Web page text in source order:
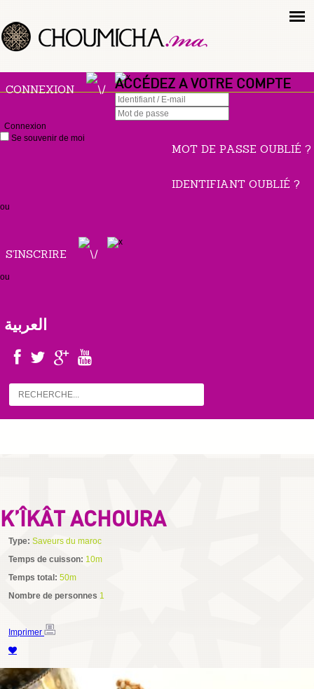
CONNEXION ACCÉDEZ A VOTRE COMPTE
Connexion
Se souvenir de moi
MOT DE PASSE OUBLIÉ ?
IDENTIFIANT OUBLIÉ ?
ou
S'INSCRIRE
ou
العربية
K’ÎKÂT ACHOURA
Type: Saveurs du maroc
Temps de cuisson: 10m
Temps total: 50m
Nombre de personnes 1
Imprimer